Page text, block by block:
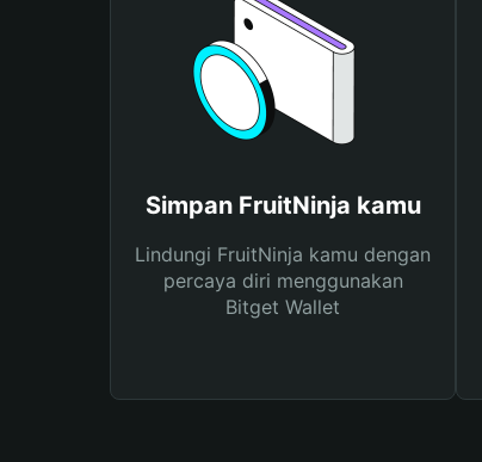
Simpan FruitNinja kamu
Lindungi FruitNinja kamu dengan
percaya diri menggunakan
Bitget Wallet